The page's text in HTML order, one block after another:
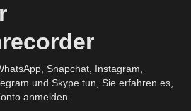
Snapchat, Instagram,
und Skype tun, Sie erfahren es,
anmelden.